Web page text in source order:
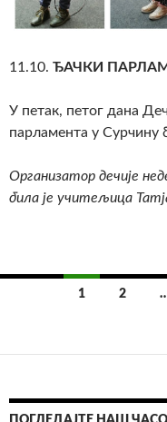
11.10. ЂАЧКИ
У петак, петог дана
парламента у Сурчину
Организатор дечије
била је учитељица
чланака
1 2